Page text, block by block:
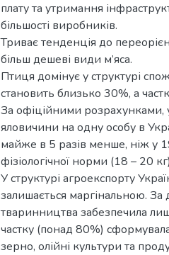
плату та утримання
більшості виробників.
Триває тенденція до
більш дешеві види м’яса.
Птиця домінує у структурі
становить близько 30%, а
За офіційними
яловичини на одну особу в
майже в 5 разів менше, ніж у
фізіологічної норми (18 – 20
У структурі агроекспорту
залишається маргінальною.
тваринництва забезпечила
частку (понад 80%)
зерно, олійні культури та